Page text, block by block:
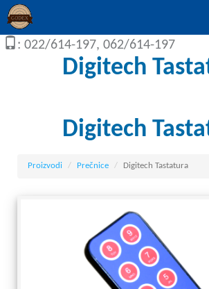
: 022/614-197, 062/614-197
Digitech
Digitech
Proizvodi Prečnice Digitech Tastatura